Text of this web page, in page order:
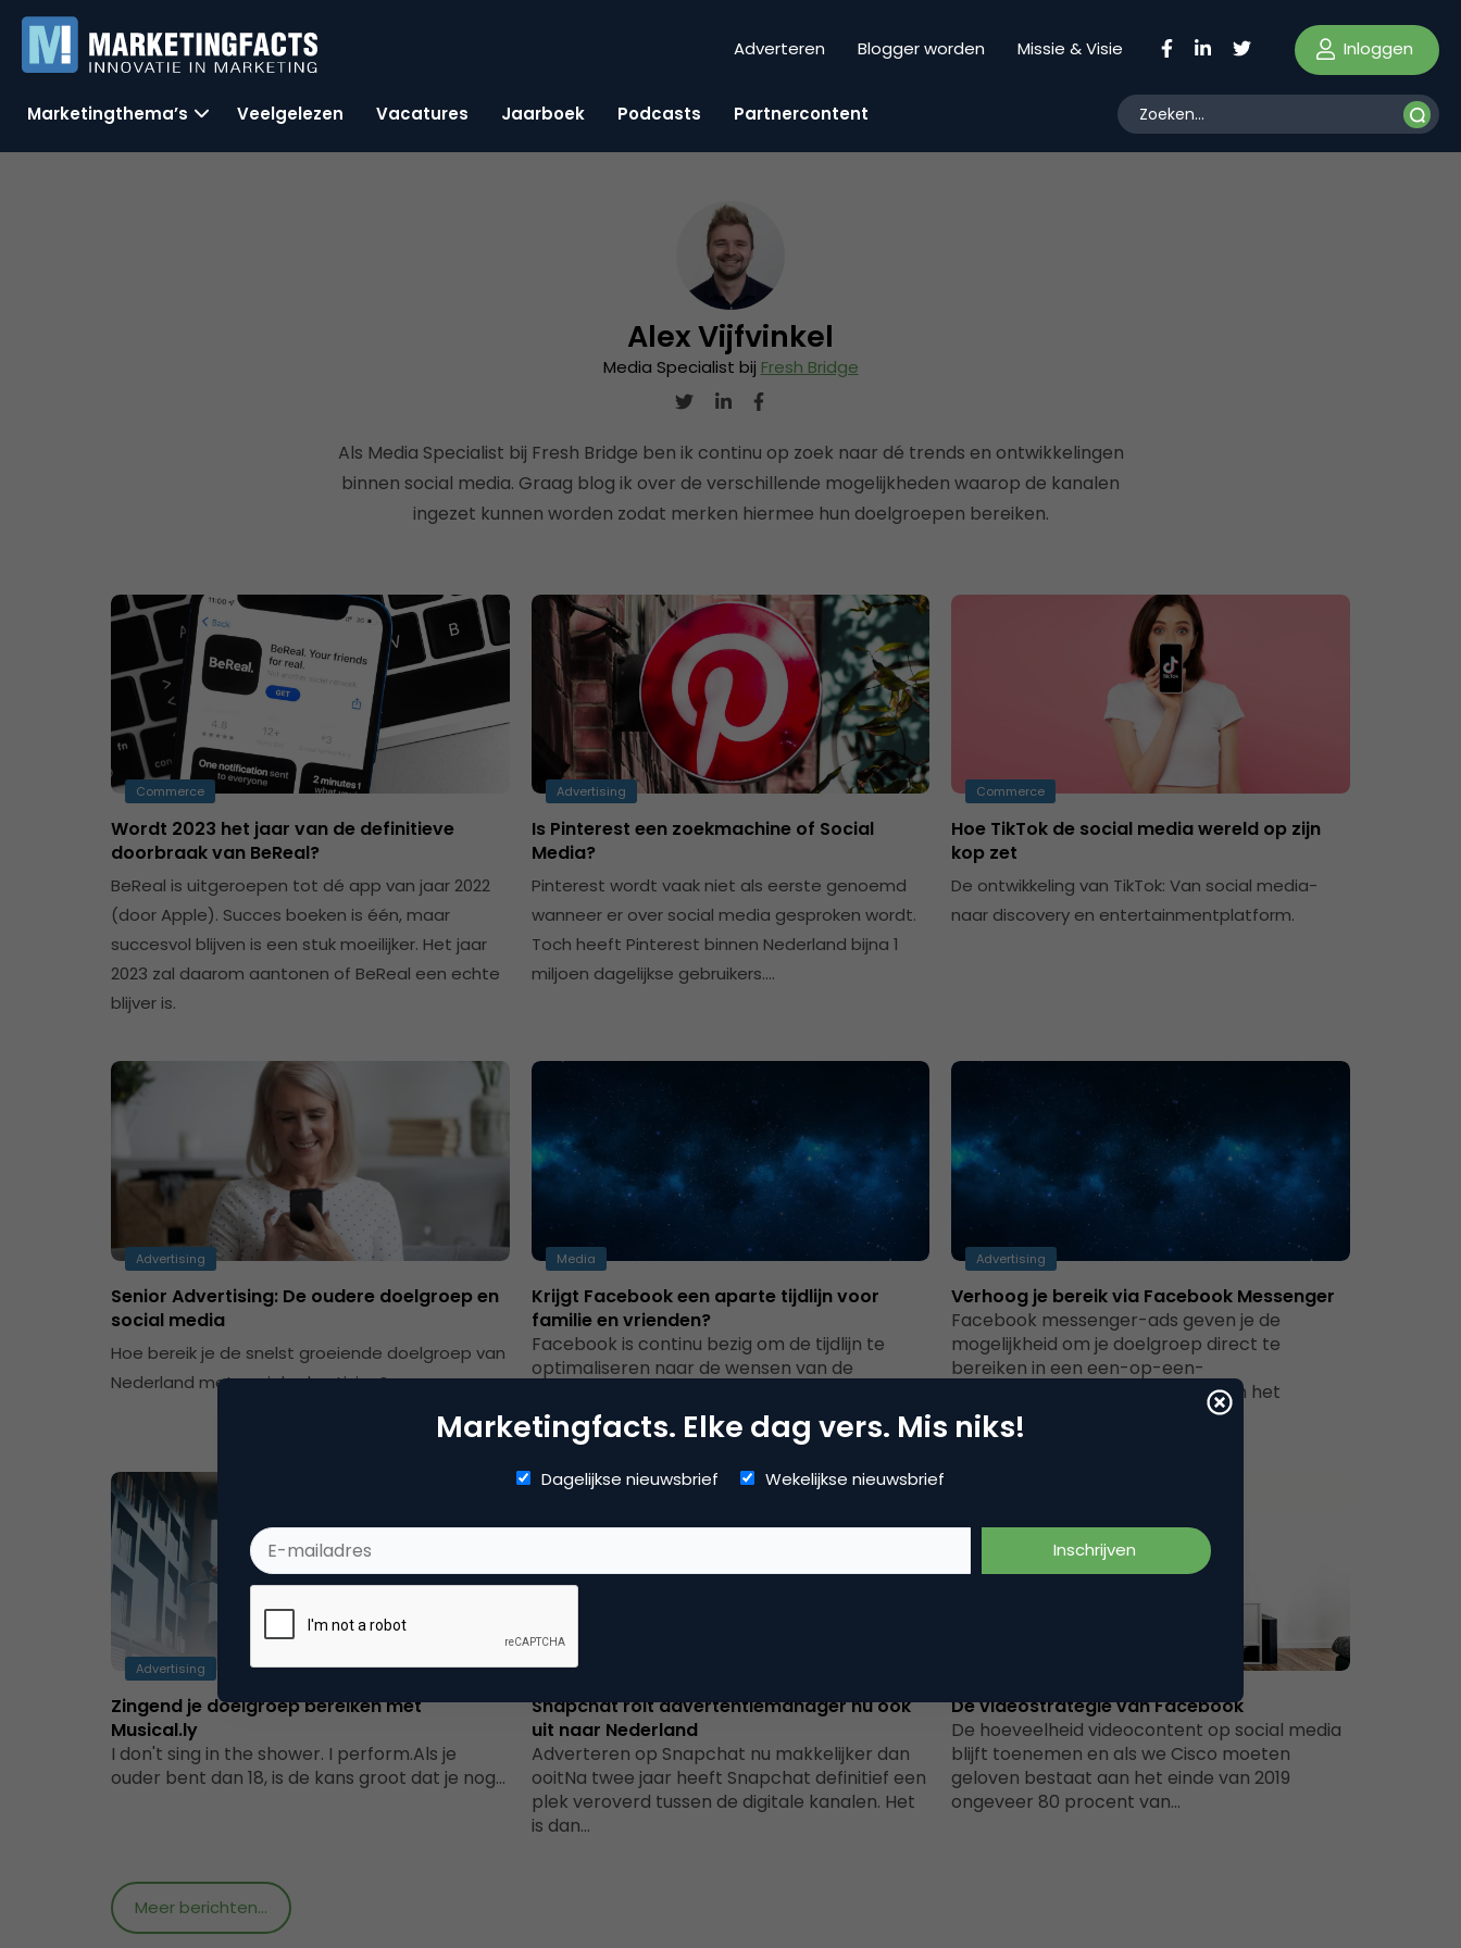
Adverteren Blogger worden Missie & Visie Inloggen
Marketingthema’s Veelgelezen Vacatures Jaarboek Podcasts Partnercontent
Alex Vijfvinkel
Media Specialist bij Fresh Bridge
Als Media Specialist bij Fresh Bridge ben ik continu op zoek naar dé trends en ontwikkelingen
binnen social media. Graag blog ik over de verschillende mogelijkheden waarop de kanalen
ingezet kunnen worden zodat merken hiermee hun doelgroepen bereiken.
Commerce
Wordt 2023 het jaar van de definitieve
doorbraak van BeReal?
BeReal is uitgeroepen tot dé app van jaar 2022
(door Apple). Succes boeken is één, maar
succesvol blijven is een stuk moeilijker. Het jaar
2023 zal daarom aantonen of BeReal een echte
blijver is.
Advertising
Is Pinterest een zoekmachine of Social
Media?
Pinterest wordt vaak niet als eerste genoemd
wanneer er over social media gesproken wordt.
Toch heeft Pinterest binnen Nederland bijna 1
miljoen dagelijkse gebruikers....
Commerce
Hoe TikTok de social media wereld op zijn
kop zet
De ontwikkeling van TikTok: Van social media-
naar discovery en entertainmentplatform.
Advertising
Senior Advertising: De oudere doelgroep en
social media
Hoe bereik je de snelst groeiende doelgroep van
Nederland met social advertising?
Media
Krijgt Facebook een aparte tijdlijn voor
familie en vrienden?
Facebook is continu bezig om de tijdlijn te
optimaliseren naar de wensen van de
steeds meer berichten naar…
Advertising
Verhoog je bereik via Facebook Messenger
Facebook messenger-ads geven je de
mogelijkheid om je doelgroep direct te
bereiken in een een-op-een-
omgevingDigitale marketing is aan het
veranderen.…
Advertising
Zingend je doelgroep bereiken met
Musical.ly
I don't sing in the shower. I perform.Als je
ouder bent dan 18, is de kans groot dat je nog…
Advertising
Snapchat rolt advertentiemanager nu ook
uit naar Nederland
Adverteren op Snapchat nu makkelijker dan
ooitNa twee jaar heeft Snapchat definitief een
plek veroverd tussen de digitale kanalen. Het
is dan…
De videostrategie van Facebook
De hoeveelheid videocontent op social media
blijft toenemen en als we Cisco moeten
geloven bestaat aan het einde van 2019
ongeveer 80 procent van…
Meer berichten...
Marketingfacts. Elke dag vers. Mis niks!
Dagelijkse nieuwsbrief Wekelijkse nieuwsbrief